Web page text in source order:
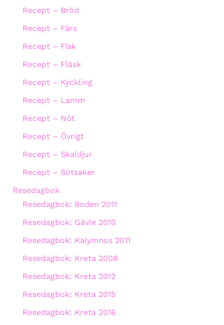
Recept – Bröd
Recept – Färs
Recept – Fisk
Recept – Fläsk
Recept – Kyckling
Recept – Lamm
Recept – Nöt
Recept – Övrigt
Recept – Skaldjur
Recept – Sötsaker
Resedagbok
Resedagbok: Boden 2011
Resedagbok: Gävle 2010
Resedagbok: Kalymnos 2011
Resedagbok: Kreta 2008
Resedagbok: Kreta 2012
Resedagbok: Kreta 2015
Resedagbok: Kreta 2016